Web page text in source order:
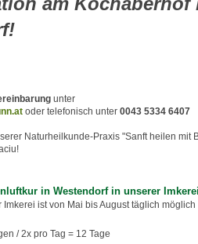
unter
oder telefonisch unter 0043 5334 6407
Naturheilkunde-Praxis "Sanft heilen mit
in Westendorf in unserer
ist von Mai bis August täglich möglich
/ 2x pro Tag = 12 Tage